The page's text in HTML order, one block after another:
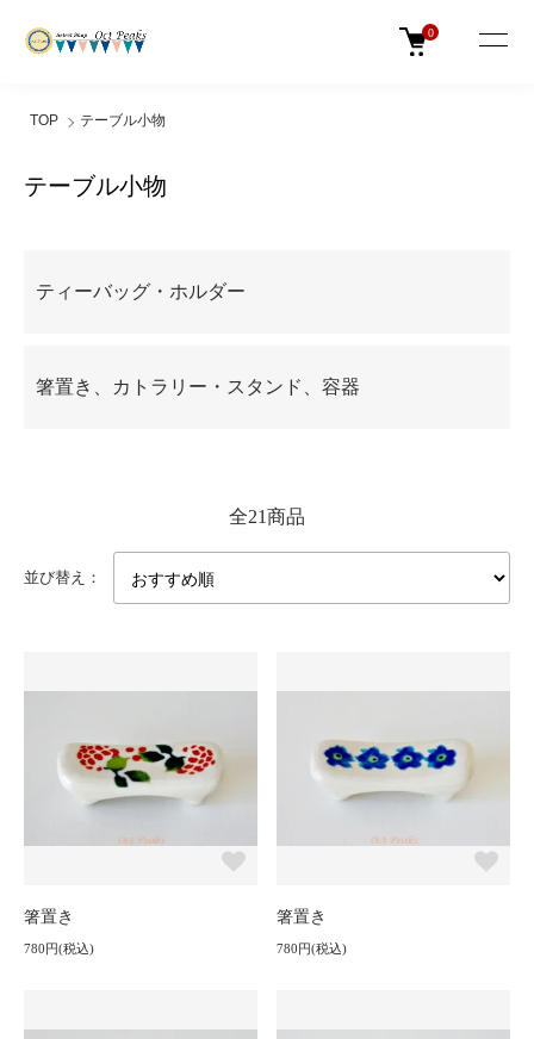
0
TOP テーブル小物
テーブル小物
ティーバッグ・ホルダー
箸置き、カトラリー・スタンド、容器
全21商品
並び替え：
箸置き
780円(税込)
箸置き
780円(税込)